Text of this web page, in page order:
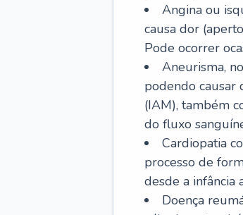
Angina ou
causa dor
Pode ocorrer
Aneurisma,
podendo causar
(IAM), também
do fluxo
Cardiopatia
processo de
desde a infância
Doença